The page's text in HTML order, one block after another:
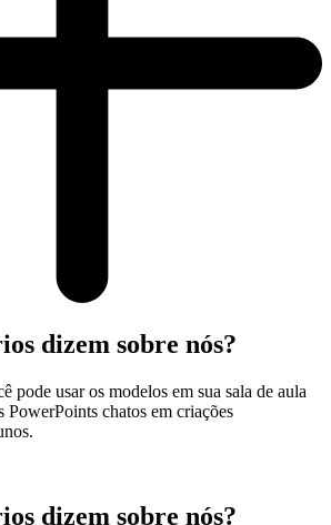
dizem sobre nós?
pode usar os modelos em sua sala de aula
PowerPoints chatos em criações
dizem sobre nós?